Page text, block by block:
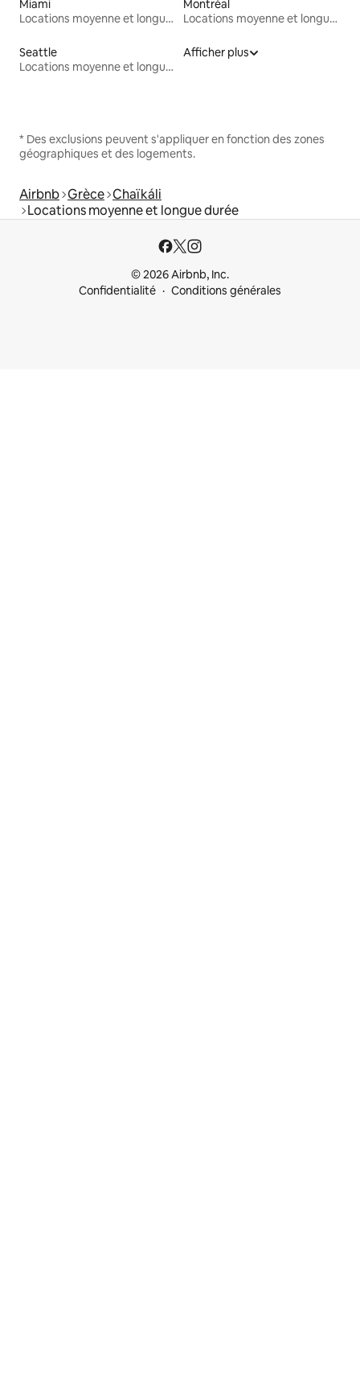
Miami
Locations moyenne et longue durée
Montréal
Locations moyenne et longue durée
Seattle
Locations moyenne et longue durée
Afficher plus
* Des exclusions peuvent s'appliquer en fonction des zones
géographiques et des logements.
Airbnb Grèce Chaïkáli
Locations moyenne et longue durée
© 2026 Airbnb, Inc.
Confidentialité
Conditions générales